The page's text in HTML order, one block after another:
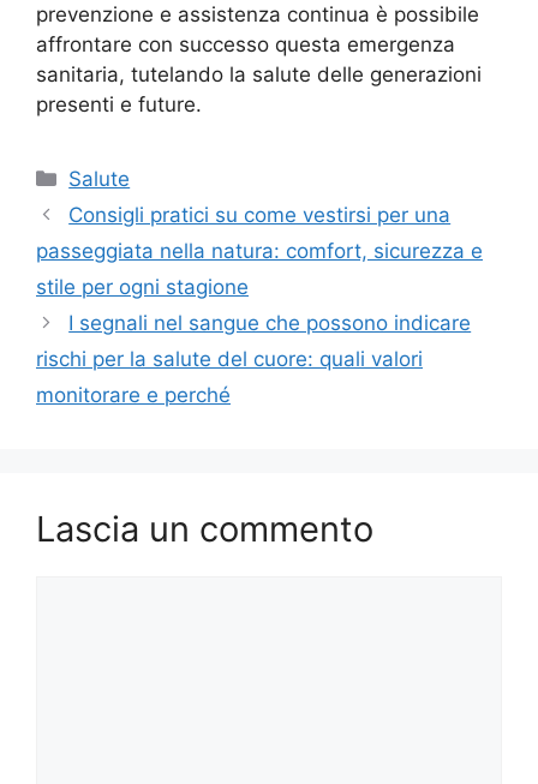
prevenzione e assistenza continua è possibile
affrontare con successo questa emergenza
sanitaria, tutelando la salute delle generazioni
presenti e future.
Categorie
Salute
Consigli pratici su come vestirsi per una
passeggiata nella natura: comfort, sicurezza e
stile per ogni stagione
I segnali nel sangue che possono indicare
rischi per la salute del cuore: quali valori
monitorare e perché
Lascia un commento